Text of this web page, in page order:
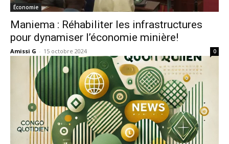
Économie
Maniema : Réhabiliter les infrastructures
pour dynamiser l’économie minière!
Amissi G - 15 octobre 2024 0